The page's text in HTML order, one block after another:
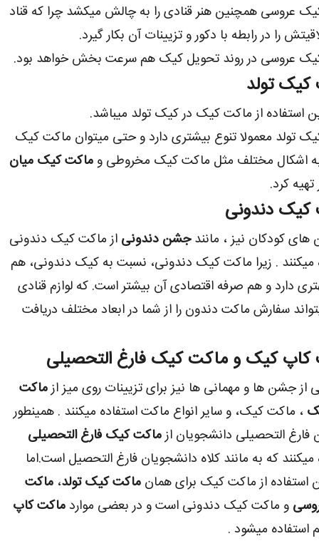
عروسی همچنین هنر قنادی را به چالش میکشد چرا که قناد
را در رابطه با دکور و تزیینات آن بکار گیرد.
عروسی در روند تحویل کیک هم سرعت بخش خواهد بود.
تولد
استفاده از ماکت کیک در کیک تولد میباشد.
تولد معمولا تنوع بیشتری دارد و حتی میتوان ماکت کیک
به اشکال مختلف مثل ماکت کیک مخروطی وماکت کیک میان
کرد.
دندونی
کودکان نیز ، مانندجشن دندونی از ماکت کیک دندونی
میکنند . زیرا ماکت کیک دندونی، نسبت به کیک دندونی، هم
دارد و هم صرفه اقتصادی آن بیشتر است. که لوازم قنادی
سفارش ماکت دندون را از شما در ابعاد مختلف دریافت
کیک و ماکت کیک فارغ التحصیلی
از جشن ها و مهمانی ها نیز برای تزیینات روی میز ازماکت
، ماکت کیک، و سایر انواع ماکت استفاده میکنند . همینطور
التحصیلی دانشجویان ازماکت کیک فارغ التحصیلی
میکنند که به مانند کلاه دانشجویان فارغ التحصیل است.اما
استفاده از ماکت کیک برای همان ماکت کیک تولد، ماکت
و ماکت کیک دندونی است و در بعضی موارد ماکت کاپ
میشود .